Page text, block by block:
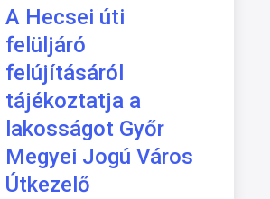
A Hecsei úti
felüljáró
felújításáról
tájékoztatja a
lakosságot Győr
Megyei Jogú Város
Útkezelő